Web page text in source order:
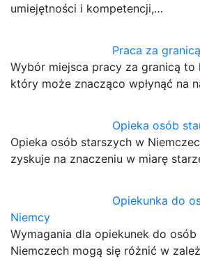
umiejętności i kompetencji,…
Praca za
Wybór miejsca pracy za granicą to
który może znacząco wpłynąć na
Opieka osób
Opieka osób starszych w
zyskuje na znaczeniu w miarę
Opiekunka do
Niemcy
Wymagania dla opiekunek do
Niemczech mogą się różnić w